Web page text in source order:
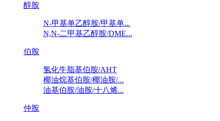
醇胺
N-甲基单乙醇胺/甲基单...
N,N-二甲基乙醇胺/DME...
伯胺
氢化牛脂基伯胺/AHT
椰油烷基伯胺/椰油胺/...
油基伯胺/油胺/十八烯...
仲胺